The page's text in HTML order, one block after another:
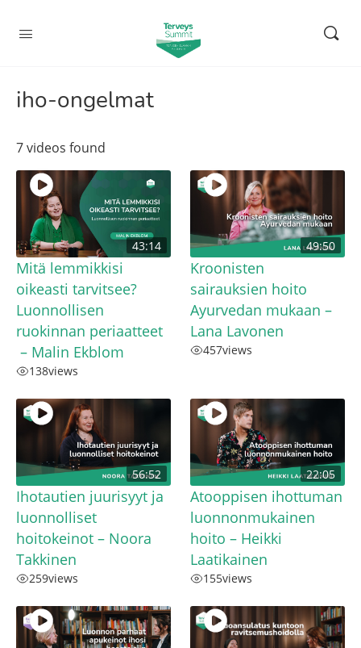
iho-ongelmat
7 videos found
43:14
Mitä lemmikkisi
oikeasti tarvitsee?
Luonnollisen
ruokinnan periaatteet
– Malin Ekblom
138views
49:50
Kroonisten
sairauksien hoito
Ayurvedan mukaan –
Lana Lavonen
457views
56:52
Ihotautien juurisyyt ja
luonnolliset
hoitokeinot – Noora
Takkinen
259views
22:05
Atooppisen ihottuman
luonnonmukainen
hoito – Heikki
Laatikainen
155views